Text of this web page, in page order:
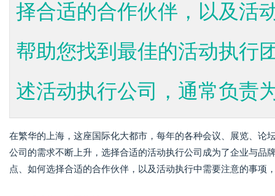
择合适的合作伙伴，以及活
帮助您找到最佳的活动执行
述活动执行公司，通常负责
在繁华的上海，这座国际化大都市，每年的各种会议、展览、论
公司的需求不断上升，选择合适的活动执行公司成为了企业与品
点、如何选择合适的合作伙伴，以及活动执行中需要注意的事项